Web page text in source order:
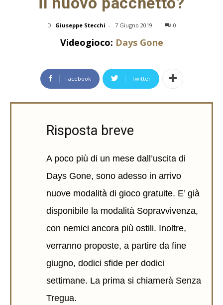
Di Giuseppe Stecchi - 7 Giugno 2019 0
Videogioco: Days Gone
Facebook Twitter
Risposta breve
A poco più di un mese dall’uscita di
Days Gone, sono adesso in arrivo
nuove modalità di gioco gratuite. E’ già
disponibile la modalità Sopravvivenza,
con nemici ancora più ostili. Inoltre,
verranno proposte, a partire da fine
giugno, dodici sfide per dodici
settimane. La prima si chiamerà Senza
Tregua.